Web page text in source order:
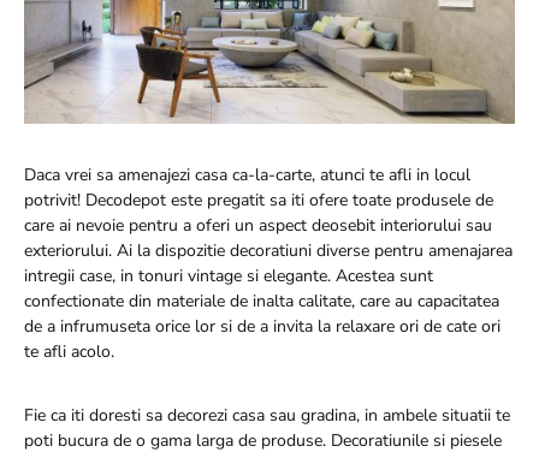
Daca vrei sa amenajezi casa ca-la-carte, atunci te afli in locul
potrivit! Decodepot este pregatit sa iti ofere toate produsele de
care ai nevoie pentru a oferi un aspect deosebit interiorului sau
exteriorului. Ai la dispozitie decoratiuni diverse pentru amenajarea
intregii case, in tonuri vintage si elegante. Acestea sunt
confectionate din materiale de inalta calitate, care au capacitatea
de a infrumuseta orice lor si de a invita la relaxare ori de cate ori
te afli acolo.
Fie ca iti doresti sa decorezi casa sau gradina, in ambele situatii te
poti bucura de o gama larga de produse. Decoratiunile si piesele